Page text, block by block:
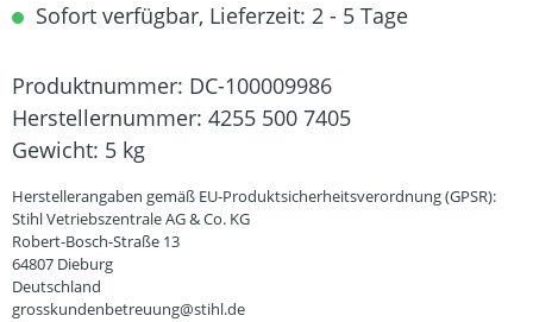
Sofort verfügbar, Lieferzeit: 2 - 5 Tage
Produktnummer: DC-100009986
Herstellernummer: 4255 500 7405
Gewicht: 5 kg
Herstellerangaben gemäß EU-Produktsicherheitsverordnung (GPSR):
Stihl Vetriebszentrale AG & Co. KG
Robert-Bosch-Straße 13
64807 Dieburg
Deutschland
grosskundenbetreuung@stihl.de